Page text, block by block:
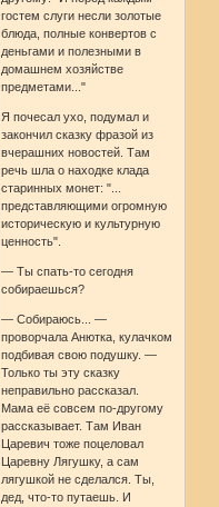
гостем слуги несли золотые
блюда, полные конвертов с
деньгами и полезными в
домашнем хозяйстве
предметами..."
Я почесал ухо, подумал и
закончил сказку фразой из
вчерашних новостей. Там
речь шла о находке клада
старинных монет: "...
представляющими огромную
историческую и культурную
ценность".
— Ты спать-то сегодня
собираешься?
— Собираюсь... —
проворчала Анютка, кулачком
подбивая свою подушку. —
Только ты эту сказку
неправильно рассказал.
Мама её совсем по-другому
рассказывает. Там Иван
Царевич тоже поцеловал
Царевну Лягушку, а сам
лягушкой не сделался. Ты,
дед, что-то путаешь. И